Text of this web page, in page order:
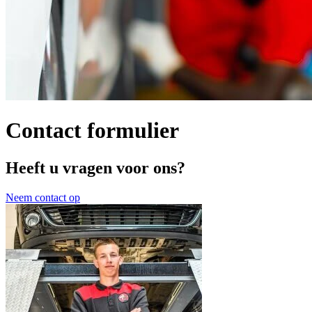
Contact formulier
Heeft u vragen voor ons?
Neem contact op